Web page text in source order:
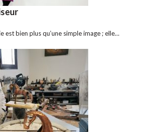
est bien plus qu’une simple image ; elle…